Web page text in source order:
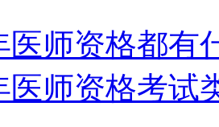
医师资格都有
医师资格考试